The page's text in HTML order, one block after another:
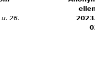
26.